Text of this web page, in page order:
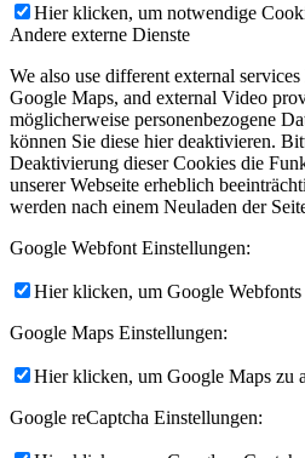
Hier klicken, um notwendige
Andere externe Dienste
We also use different external
Google Maps, and external Video
möglicherweise personenbezogene
können Sie diese hier deaktivieren.
Deaktivierung dieser Cookies die
unserer Webseite erheblich
werden nach einem Neuladen der
Google Webfont Einstellungen:
Hier klicken, um Google
Google Maps Einstellungen:
Hier klicken, um Google Maps zu
Google reCaptcha Einstellungen: